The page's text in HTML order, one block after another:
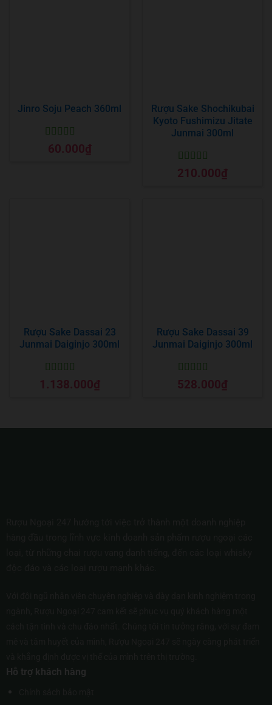
Jinro Soju Peach 360ml
Được xếp
hạng 5 5 sao
60.000₫
Rượu Sake Shochikubai
Kyoto Fushimizu Jitate
Junmai 300ml
Được xếp
hạng55 sao
210.000₫
Rượu Sake Dassai 23
Junmai Daiginjo 300ml
Được xếp
hạng55 sao
1.138.000₫
Rượu Sake Dassai 39
Junmai Daiginjo 300ml
Được xếp
hạng 55 sao
528.000₫
Hỗ trợ khách hàng